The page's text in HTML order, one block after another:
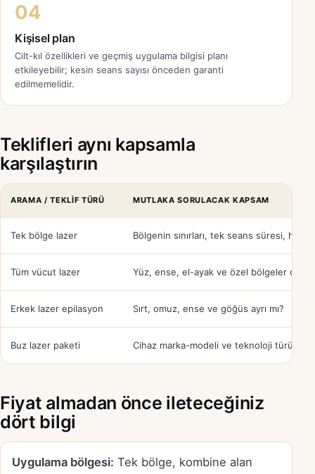
04
Kişisel plan
Cilt-kıl özellikleri ve geçmiş uygulama bilgisi planı
etkileyebilir; kesin seans sayısı önceden garanti
edilmemelidir.
Teklifleri aynı kapsamla
karşılaştırın
ARAMA / TEKLIF TÜRÜ MUTLAKA SORULACAK KAPSAM
Tek bölge lazer Bölgenin sınırları, tek seans süresi,
Tüm vücut lazer Yüz, ense, el-ayak ve özel bölgeler dahil
Erkek lazer epilasyon Sırt, omuz, ense ve göğüs ayrı mı?
Buz lazer paketi Cihaz marka-modeli ve teknoloji türü
Fiyat almadan önce ileteceğiniz
dört bilgi
Uygulama bölgesi: Tek bölge, kombine alan